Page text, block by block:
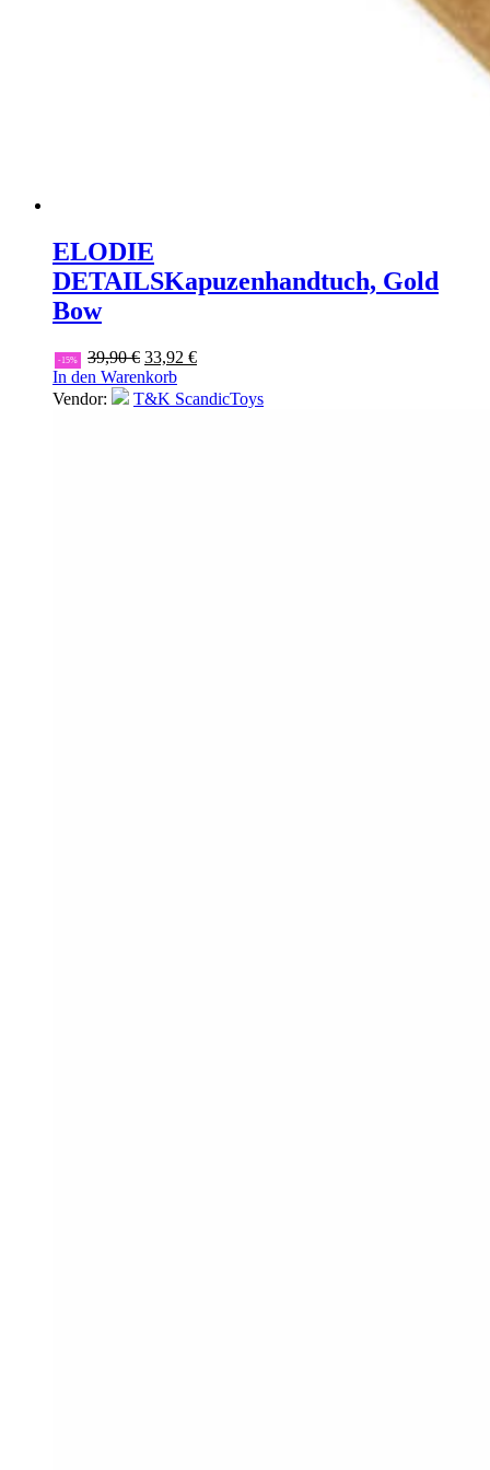
ELODIE
DETAILSKapuzenhandtuch, Gold
Bow
-15% 39,90€ Ursprünglicher
Preis
war:
33,92 €Aktueller
ist:
In den Warenkorb
Vendor:
T&K ScandicToys